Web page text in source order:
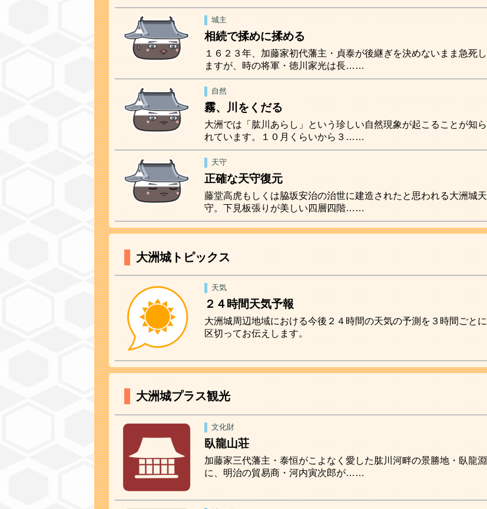
城主
相続で揉めに揉める
１６２３年、加藤家初代藩主・貞泰が後継ぎを決めないまま急死し
ますが、時の将軍・徳川家光は長……
自然
霧、川をくだる
大洲では「肱川あらし」という珍しい自然現象が起こることが知ら
れています。１０月くらいから３……
天守
正確な天守復元
藤堂高虎もしくは脇坂安治の治世に建造されたと思われる大洲城天
守。下見板張りが美しい四層四階……
大洲城トピックス
天気
２４時間天気予報
大洲城周辺地域における今後２４時間の天気の予測を３時間ごとに
区切ってお伝えします。
大洲城プラス観光
文化財
臥龍山荘
加藤家三代藩主・泰恒がこよなく愛した肱川河畔の景勝地・臥龍淵
に、明治の貿易商・河内寅次郎が……